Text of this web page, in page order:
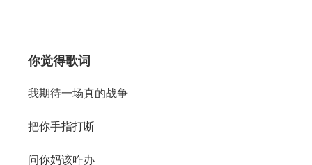
你觉得歌词
我期待一场真的战争
把你手指打断
问你妈该咋办